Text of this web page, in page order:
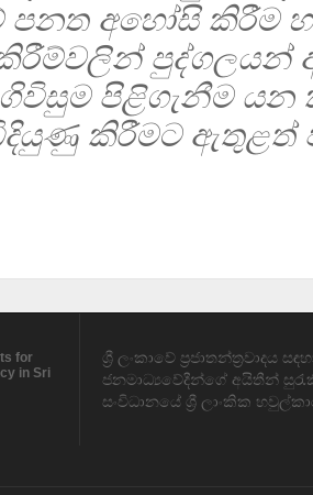
පනත අහෝසි කිරීම
පුද්ගලයන්
පිළිගැනීම යන
කිරීමට ඇතුළත්
for
in Sri
ශ්‍රී ලංකාවේ ප්‍රජාතන්ත්‍රවාදය
ජනමාධ්‍යවේදීන්ගේ අයිතීන්
සංවිධානයේ ශ්‍රී ලාංකික